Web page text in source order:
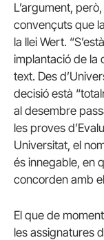
L’argument,
convençuts que
la llei Wert.
implantació de la
text. Des
decisió està
al desembre
les proves
Universitat, el
és innegable, en
concorden amb
El que de
les assignatures